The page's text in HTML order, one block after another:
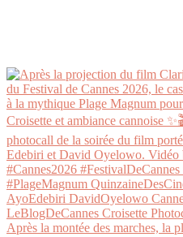
Après la montée des marches, la